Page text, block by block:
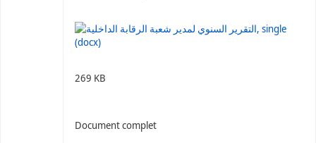
269 KB
Document complet